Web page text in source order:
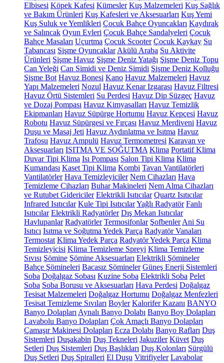
Elbisesi Köpek Kafesi Kümesler Kuş Malzemeleri Kuş Sağlık
ve Bakım Ürünleri Kuş Kafesleri ve Aksesuarları Kuş Yemi
Kuş Suluk ve Yemlikleri Çocuk Bahçe Oyuncakları Kaydırak
ve Salıncak Oyun Evleri Çocuk Bahçe Sandalyeleri Çocuk
Bahçe Masaları Uçurtma Çocuk Scooter Çocuk Kaykay Su
Tabancası Şişme Oyuncaklar Akülü Araba Su Aktivite
Ürünleri Şişme Havuz Şişme Deniz Yatağı Şişme Deniz Topu
Can Yeleği Can Simidi ve Deniz Simidi Şişme Deniz Kolluğu
Şişme Bot Havuz Bonesi Kano Havuz Malzemeleri Havuz
Yapı Malzemeleri Nozul Havuz Kenar Izgarası Havuz Filtresi
Havuz Örtü Sistemleri Su Perdesi Havuz Dip Süzgeç Havuz
ve Dozaj Pompası Havuz Kimyasalları Havuz Temizlik
Ekipmanları Havuz Süpürge Hortumu Havuz Kepçesi Havuz
Robotu Havuz Süpürgesi ve Fırçası Havuz Merdiveni Havuz
Duşu ve Masaj Jeti Havuz Aydınlatma ve Isıtma Havuz
Trafosu Havuz Ampulü Havuz Termometresi Karavan ve
Aksesuarları ISITMA VE SOĞUTMA Klima Portatif Klima
Duvar Tipi Klima Isı Pompası Salon Tipi Klima Klima
Kumandası Kaset Tipi Klima Kombi Tavan Vantilatörleri
Vantilatörler Hava Temizleyiciler Nem Cihazları Hava
Temizleme Cihazları Buhar Makineleri Nem Alma Cihazları
ve Rutubet Gidericiler Elektrikli Isıtıcılar Quartz Isıtıcılar
Infrared Isıtıcılar Kule Tipi IsıtıcılarYağlı Radyatör Fanlı
Isıtıcılar Elektrikli Radyatörler Dış Mekan Isıtıcılar
Havlupanlar Radyatörler Termosifonlar Şofbenler Ani Su
Isıtıcı Isıtma ve Soğutma Yedek Parça Radyatör Vanaları
Termostat Klima Yedek Parça Radyatör Yedek Parça Klima
Temizleyicisi Klima Temizleme Spreyi Klima Temizleme
Sıvısı Şömine Şömine Aksesuarları Elektrikli Şömineler
Bahçe Şömineleri Bacasız Şömineler Güneş Enerji Sistemleri
Soba Doğalgaz Sobası Kuzine Soba Elektrikli Soba Pelet
Soba Soba Borusu ve Aksesuarları Hava Perdesi Doğalgaz
Tesisat Malzemeleri Doğalgaz Hortumu Doğalgaz Menfezleri
Tesisat Temizleme Sıvıları Boyler Kalorifer Kazanı BANYO
Banyo Dolapları Aynalı Banyo Dolabı Banyo Boy Dolapları
Lavabolu Banyo Dolapları Çok Amaçlı Banyo Dolapları
Çamaşır Makinesi Dolapları Ecza Dolabı Banyo Rafları Duş
Sistemleri Duşakabin Duş Tekneleri Jakuziler Küvet Duş
Setleri Duş Sistemleri Duş Başlıkları Duş Kolonları Sürgülü
Duş Setleri Duş Spiralleri El Duşu Vitrifiyeler Lavabolar